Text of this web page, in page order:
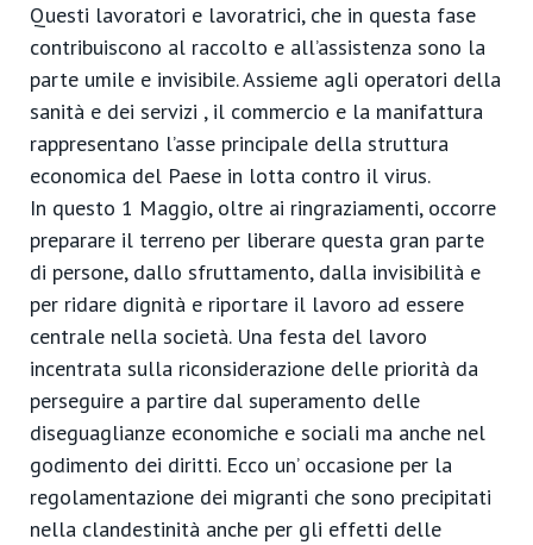
Questi lavoratori e lavoratrici, che in questa fase
contribuiscono al raccolto e all’assistenza sono la
parte umile e invisibile. Assieme agli operatori della
sanità e dei servizi , il commercio e la manifattura
rappresentano l’asse principale della struttura
economica del Paese in lotta contro il virus.
In questo 1 Maggio, oltre ai ringraziamenti, occorre
preparare il terreno per liberare questa gran parte
di persone, dallo sfruttamento, dalla invisibilità e
per ridare dignità e riportare il lavoro ad essere
centrale nella società. Una festa del lavoro
incentrata sulla riconsiderazione delle priorità da
perseguire a partire dal superamento delle
diseguaglianze economiche e sociali ma anche nel
godimento dei diritti. Ecco un’ occasione per la
regolamentazione dei migranti che sono precipitati
nella clandestinità anche per gli effetti delle